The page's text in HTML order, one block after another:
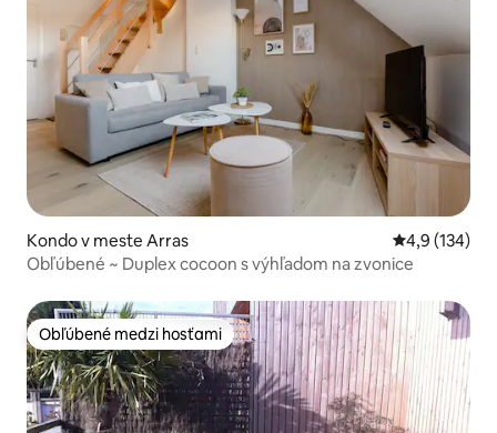
Kondo v meste Arras Priemerné
4,9 (134)
Obľúbené ~ Duplex cocoon s výhľadom na zvonice
Obľúbené medzi hosťami
Obľúbené medzi hosťami